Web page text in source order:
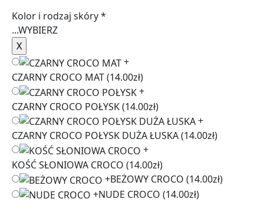
Kolor i rodzaj skóry*
...WYBIERZ
+
CZARNY CROCO MAT(14.00zł)
+
CZARNY CROCO POŁYSK(14.00zł)
+
CZARNY CROCO POŁYSK DUŻA ŁUSKA(14.00zł)
+
KOŚĆ SŁONIOWA CROCO (14.00zł)
+BEŻOWY CROCO (14.00zł)
+NUDE CROCO (14.00zł)